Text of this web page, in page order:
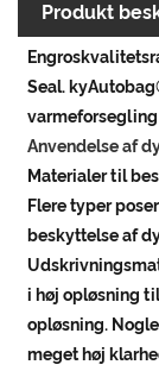
Produkt
Seal.
Anvendelse af
Materialer til
Flere typer
beskyttelse af
i høj opløsning
opløsning.
meget høj